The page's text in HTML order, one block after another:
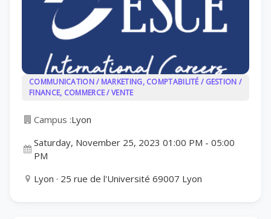
COMMUNICATION / MARKETING, COMPTABILITÉ / GESTION /
FINANCE, COMMERCE / VENTE
Campus :Lyon
Saturday, November 25, 2023 01:00 PM - 05:00
PM
Lyon · 25 rue de l'Université 69007 Lyon